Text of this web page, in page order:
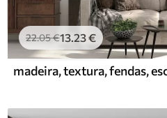
22.05€13.23€